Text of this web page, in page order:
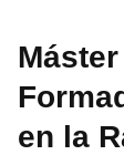
en la